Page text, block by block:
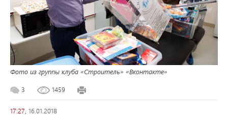
Фото из группы клуба «Строитель» «Вконтакте»
3 1459
17:27, 16.01.2018